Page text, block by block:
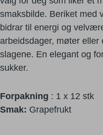
smaksbilde. Beriket med
bidrar til energi og
arbeidsdager, møter eller
slagene. En elegant og
sukker.
Forpakning : 1 x 12 stk
Smak: Grapefrukt